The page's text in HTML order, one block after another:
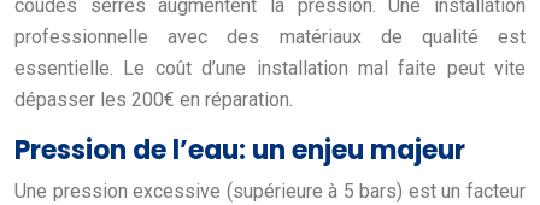
coudes serrés augmentent la pression. Une installation
professionnelle avec des matériaux de qualité est
essentielle. Le coût d’une installation mal faite peut vite
dépasser les 200€ en réparation.
Pression de l’eau: un enjeu majeur
Une pression excessive (supérieure à 5 bars) est un facteur